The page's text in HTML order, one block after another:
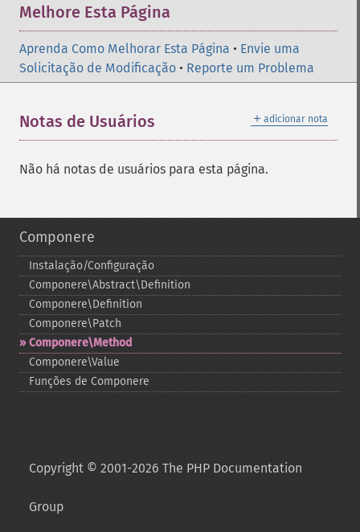
Melhore Esta Página
Aprenda Como Melhorar Esta Página • Envie uma
Solicitação de Modificação • Reporte um Problema
＋ adicionar nota
Notas de Usuários
Não há notas de usuários para esta página.
Componere
Instalação/Configuração
Componere\Abstract\Definition
Componere\Definition
Componere\Patch
Componere\Method
Componere\Value
Funções de Componere
Copyright © 2001-2026 The PHP Documentation
Group